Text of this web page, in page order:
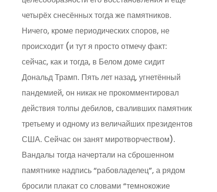
четырёх снесённых тогда же памятников.
Ничего, кроме периодических споров, не
происходит (и тут я просто отмечу факт:
сейчас, как и тогда, в Белом доме сидит
Дональд Трамп. Пять лет назад, угнетённый
пандемией, он никак не прокомментировал
действия толпы дебилов, сваливших памятник
третьему и одному из величайших президентов
США. Сейчас он занят миротворчеством).
Вандалы тогда начертали на сброшенном
памятнике надпись “рабовладелец”, а рядом
бросили плакат со словами “темнокожие